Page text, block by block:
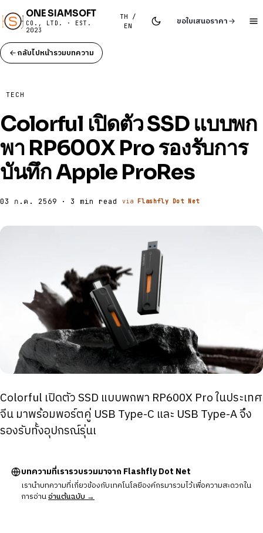
ONE SIAMSOFT
CO., LTD. · EST.
2023
TH /
EN
ขอใบเสนอราคา
กลับไปหน้ารวมบทความ
TECH
Colorful เปิดตัว SSD แบบพก
พา RP600X Pro รองรับการ
บันทึก Apple ProRes
03 ก.ค. 2569 · 3 min read via Flashfly Dot Net
Colorful เปิดตัว SSD แบบพกพา RP600X Pro ในประเทศ
จีน มาพร้อมพอร์ตคู่ USB Type-C และ USB Type-A จึง
รองรับทั้งอุปกรณ์รุ่นเ
บทความที่เรารวบรวมมาจาก Flashfly Dot Net
เรานำบทความที่เกี่ยวข้องกับเทคโนโลยีองค์กรมารวมไว้เพื่อความสะดวกใน
การอ่านอ่านต้นฉบับ →